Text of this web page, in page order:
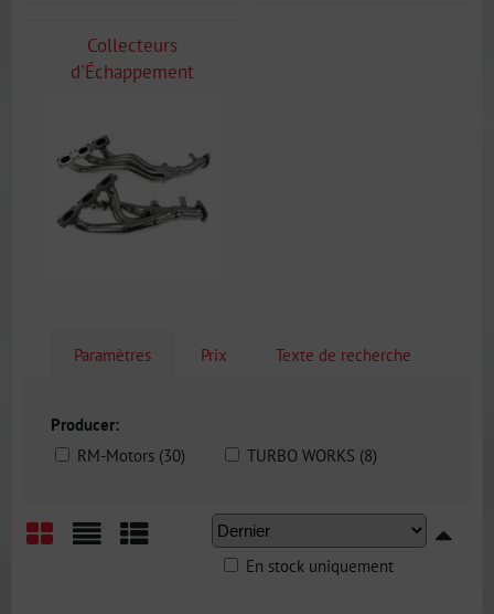
Collecteurs
d'Échappement
Paramètres Prix Texte de recherche
Producer:
RM-Motors (30)
TURBO WORKS (8)
En stock uniquement